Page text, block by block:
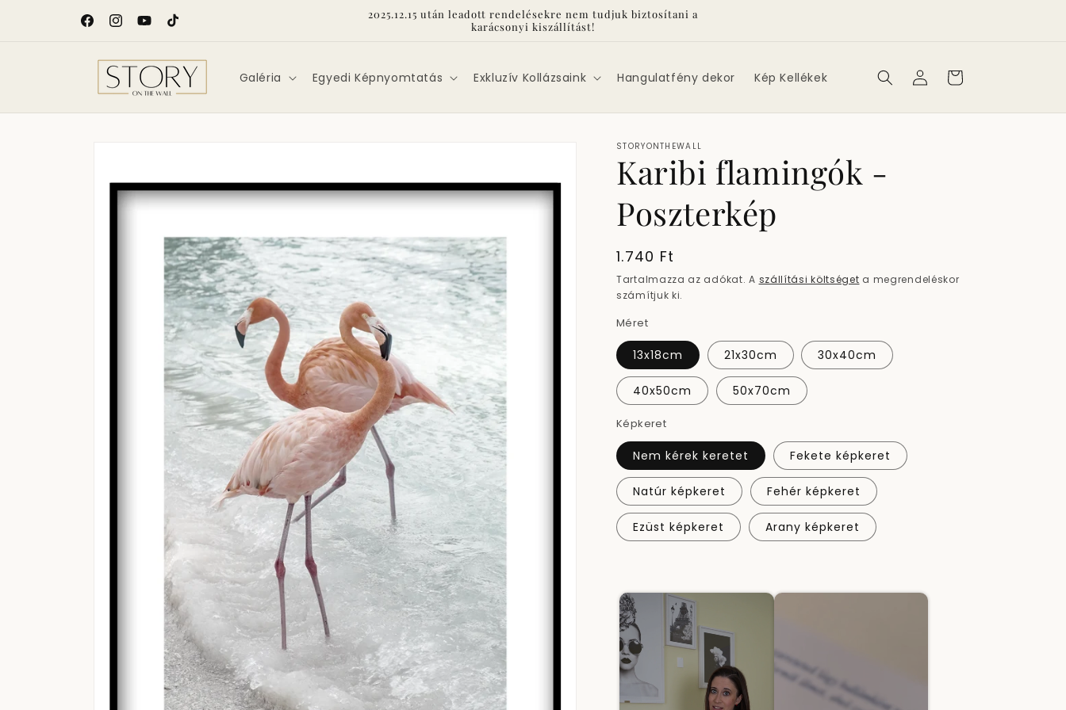
tartalomhozFacebookInstagram
YouTubeTikTok
2025.12.15 után leadott rendelésekre nem tudjuk biztosítani a
karácsonyi kiszállítást!
Galéria Egyedi Képnyomtatás Exkluzív Kollázsaink Hangulatfény dekor Kép Kellékek Bejelentkezés
Kosár
STORYONTHEWALL
Karibi flamingók -
Poszterkép
Normál
ár
1.740 Ft
Tartalmazza az adókat. A szállítási költséget a megrendeléskor
számítjuk ki.
Méret
13x18cm 21x30cm 30x40cm
40x50cm 50x70cm
Képkeret
Nem kérek keretet Fekete képkeret
Natúr képkeret Fehér képkeret
Ezüst képkeret Arany képkeret